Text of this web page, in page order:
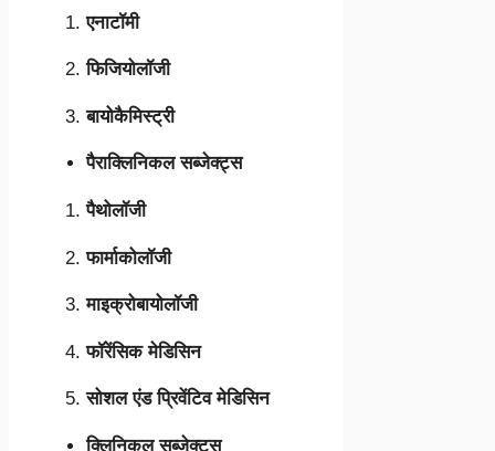
एनाटॉमी
फिजियोलॉजी
बायोकैमिस्ट्री
पैराक्लिनिकल सब्जेक्ट्स
पैथोलॉजी
फार्माकोलॉजी
माइक्रोबायोलॉजी
फॉरेंसिक मेडिसिन
सोशल एंड प्रिवेंटिव मेडिसिन
क्लिनिकल सब्जेक्ट्स